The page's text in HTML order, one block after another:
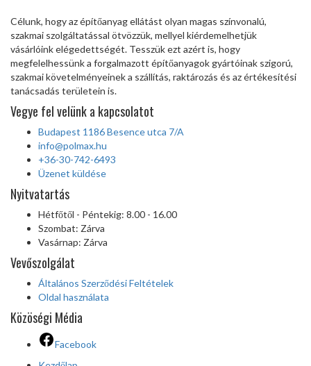
Célunk, hogy az építőanyag ellátást olyan magas színvonalú,
szakmai szolgáltatással ötvözzük, mellyel kiérdemelhetjük
vásárlóink elégedettségét. Tesszük ezt azért is, hogy
megfelelhessünk a forgalmazott építőanyagok gyártóinak szigorú,
szakmai követelményeinek a szállítás, raktározás és az értékesítési
tanácsadás területein is.
Vegye fel velünk a kapcsolatot
Budapest 1186 Besence utca 7/A
info@polmax.hu
+36-30-742-6493
Üzenet küldése
Nyitvatartás
Hétfőtől - Péntekig: 8.00 - 16.00
Szombat: Zárva
Vasárnap: Zárva
Vevőszolgálat
Általános Szerződési Feltételek
Oldal használata
Közöségi Média
Facebook